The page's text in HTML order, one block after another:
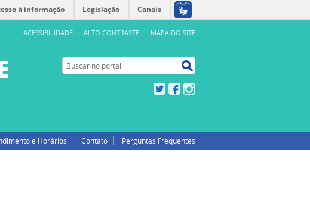
ACESSIBILIDADE ALTO CONTRASTE MAPA DO SITE
à informação Legislação Canais
Buscar no portal
TwitterFacebook
e Horários Contato Perguntas Frequentes